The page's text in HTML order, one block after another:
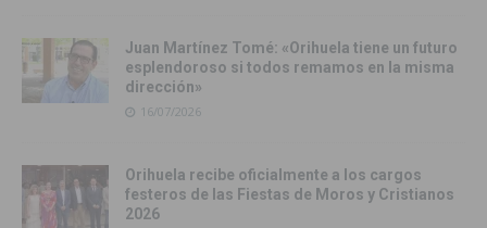
Juan Martínez Tomé: «Orihuela tiene un futuro
esplendoroso si todos remamos en la misma
dirección»
16/07/2026
Orihuela recibe oficialmente a los cargos
festeros de las Fiestas de Moros y Cristianos
2026